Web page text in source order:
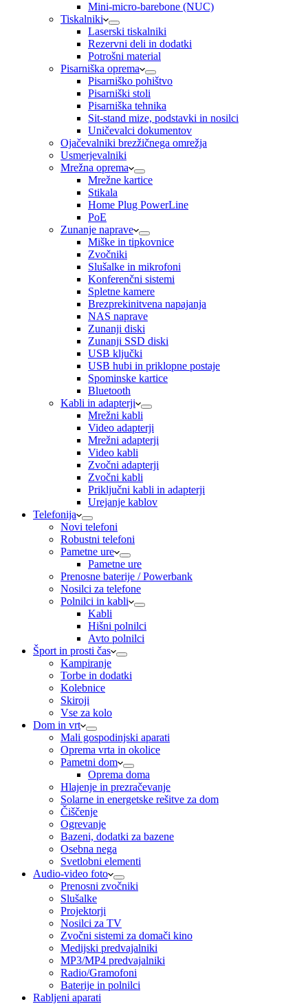
Mini-micro-barebone (NUC)
Tiskalniki
Laserski tiskalniki
Rezervni deli in dodatki
Potrošni material
Pisarniška oprema
Pisarniško pohištvo
Pisarniški stoli
Pisarniška tehnika
Sit-stand mize, podstavki in nosilci
Uničevalci dokumentov
Ojačevalniki brezžičnega omrežja
Usmerjevalniki
Mrežna oprema
Mrežne kartice
Stikala
Home Plug PowerLine
PoE
Zunanje naprave
Miške in tipkovnice
Zvočniki
Slušalke in mikrofoni
Konferenčni sistemi
Spletne kamere
Brezprekinitvena napajanja
NAS naprave
Zunanji diski
Zunanji SSD diski
USB ključki
USB hubi in priklopne postaje
Spominske kartice
Bluetooth
Kabli in adapterji
Mrežni kabli
Video adapterji
Mrežni adapterji
Video kabli
Zvočni adapterji
Zvočni kabli
Priključni kabli in adapterji
Urejanje kablov
Telefonija
Novi telefoni
Robustni telefoni
Pametne ure
Pametne ure
Prenosne baterije / Powerbank
Nosilci za telefone
Polnilci in kabli
Kabli
Hišni polnilci
Avto polnilci
Šport in prosti čas
Kampiranje
Torbe in dodatki
Kolebnice
Skiroji
Vse za kolo
Dom in vrt
Mali gospodinjski aparati
Oprema vrta in okolice
Pametni dom
Oprema doma
Hlajenje in prezračevanje
Solarne in energetske rešitve za dom
Čiščenje
Ogrevanje
Bazeni, dodatki za bazene
Osebna nega
Svetlobni elementi
Audio-video foto
Prenosni zvočniki
Slušalke
Projektorji
Nosilci za TV
Zvočni sistemi za domači kino
Medijski predvajalniki
MP3/MP4 predvajalniki
Radio/Gramofoni
Baterije in polnilci
Rabljeni aparati